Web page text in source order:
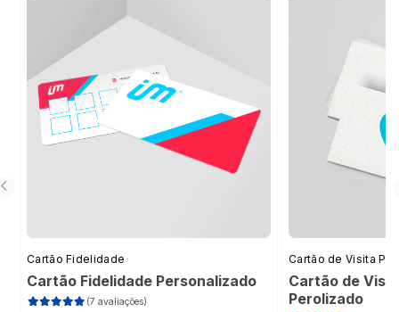
Cartão Fidelidade
Cartão Fidelidade Personalizado
(7 avaliações)
Cartão de Visita
Cartão de
Perolizado